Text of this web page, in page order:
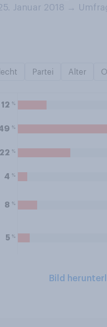
Januar 2018 →
Partei Alter
12 %
%
22 %
4 %
8 %
5 %
Bild